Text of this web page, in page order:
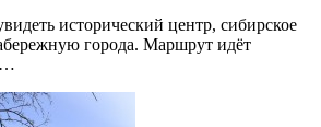
исторический центр, сибирское
города. Маршрут идёт